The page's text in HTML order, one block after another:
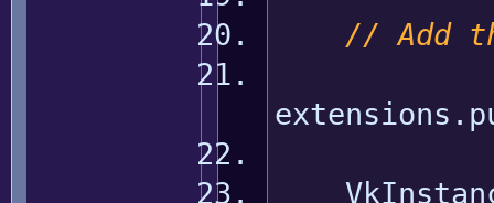
// Add
extensions.